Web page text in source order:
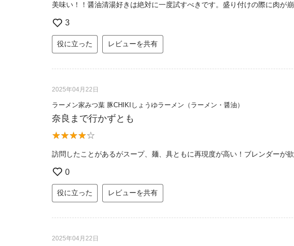
美味い！！醤油清湯好きは絶対に一度試すべきです。盛り付けの際に肉が
3
役に立った レビューを共有
2025年04月22日
ラーメン家みつ葉 豚CHIKIしょうゆラーメン（ラーメン・醤油）
奈良まで行かずとも
訪問したことがあるがスープ、麺、具ともに再現度が高い！ブレンダーが
0
役に立った レビューを共有
2025年04月22日